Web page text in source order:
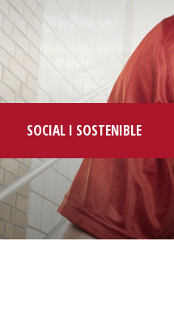
SOCIAL I SOSTENIBLE